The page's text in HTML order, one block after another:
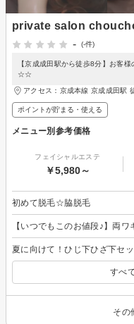
private salon
-
(-件)
【京成成田駅から徒歩8分】お客
☆☆
アクセス：京成本線 京成成田駅
ポイントが貯まる・使える
メニュー別参考価格
フェイシャルエステ
￥5,980～
初めて脱毛☆脇脱毛
【いつでもこのお値段♪】両ワ
夏に向けて！ひじ下ひざ下セ
すべ
その